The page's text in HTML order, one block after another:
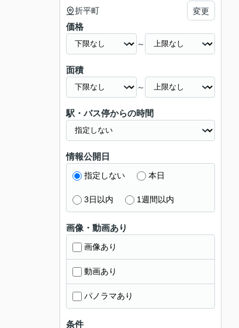
折平町 変更
価格
～
面積
～
駅・バス停からの時間
情報公開日
指定しない 本日
3日以内 1週間以内
画像・動画あり
画像あり
動画あり
パノラマあり
条件